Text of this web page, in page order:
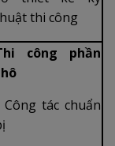
thi công
công phần
Công tác chuẩn